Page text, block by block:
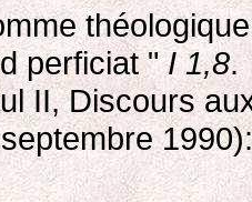
perficiat "I 1,8.
II, Discours